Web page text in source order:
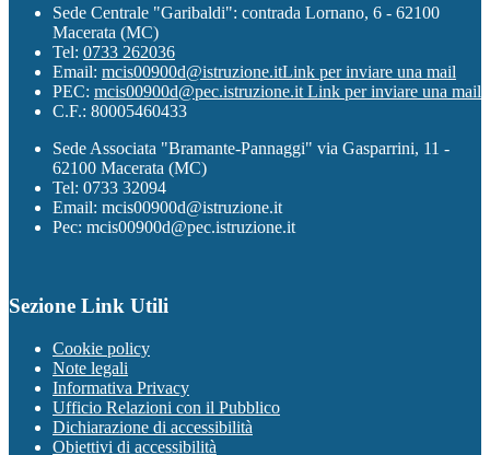
Sede Centrale "Garibaldi": contrada Lornano, 6 - 62100
Macerata (MC)
Tel: 0733 262036
Email: mcis00900d@istruzione.itLink per inviare una mail
PEC: mcis00900d@pec.istruzione.it Link per inviare una mail
C.F.: 80005460433
Sede Associata "Bramante-Pannaggi" via Gasparrini, 11 -
62100 Macerata (MC)
Tel: 0733 32094
Email: mcis00900d@istruzione.it
Pec: mcis00900d@pec.istruzione.it
Sezione Link Utili
Cookie policy
Note legali
Informativa Privacy
Ufficio Relazioni con il Pubblico
Dichiarazione di accessibilità
Obiettivi di accessibilità